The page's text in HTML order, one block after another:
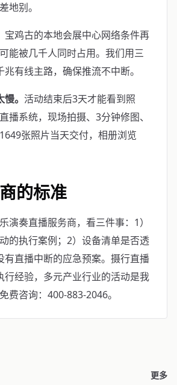
地别。
宝鸡古的本地会展中心网络条件再
能被几千人同时占用。我们用三
有线主路，确保推流不中断。
。 活动结束后3天才能看到照
播系统，现场拍摄、3分钟修图、
张照片当天交付，相册浏览
的标准
演奏直播服务商，看三件事：1）
的执行案例；2）设备清单是否透
有直播中断的应急预案。摄行直播
行经验，多元产业行业的活动是我
费咨询：400-883-2046。
更多